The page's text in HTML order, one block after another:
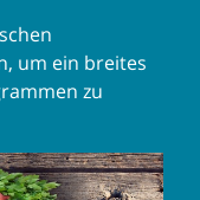
um ein breites
zu